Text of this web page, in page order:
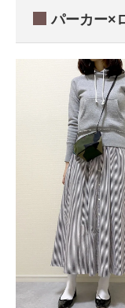
パーカー×